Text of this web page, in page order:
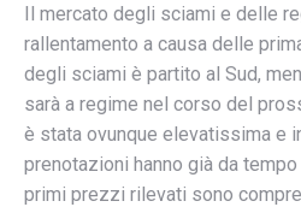
Il mercato degli sciami e delle
rallentamento a causa delle
degli sciami è partito al Sud,
sarà a regime nel corso del
è stata ovunque elevatissima e
prenotazioni hanno già da
primi prezzi rilevati sono